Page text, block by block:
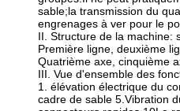
sable;la transmission du
engrenages à ver pour le
II. Structure de la machine:
Première ligne, deuxième
Quatrième axe, cinquième
III. Vue d'ensemble des
1. élévation électrique du
cadre de sable 5.Vibration